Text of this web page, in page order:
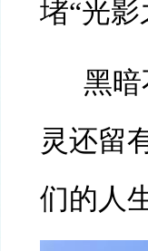
堵“光影
黑
灵还留
们的人